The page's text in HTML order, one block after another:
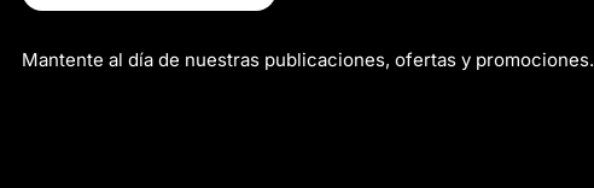
Mantente al día de nuestras publicaciones, ofertas y promociones.